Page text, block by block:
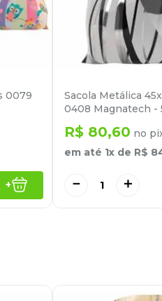
0079
+
Sacola Metálica
0408 Magnatech -
R$ 80,60 no
em até 1x de R$
＋
－